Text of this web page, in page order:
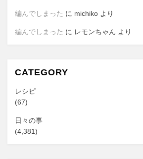
編んでしまった に michiko より
編んでしまった に レモンちゃん より
CATEGORY
レシピ
(67)
日々の事
(4,381)